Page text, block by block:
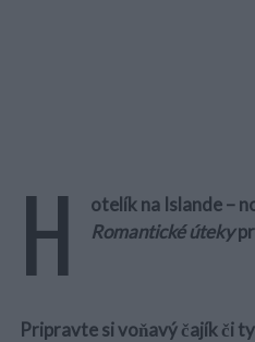
H
otelík na Islande –
Romantické úteky
Pripravte si voňavý čajík či